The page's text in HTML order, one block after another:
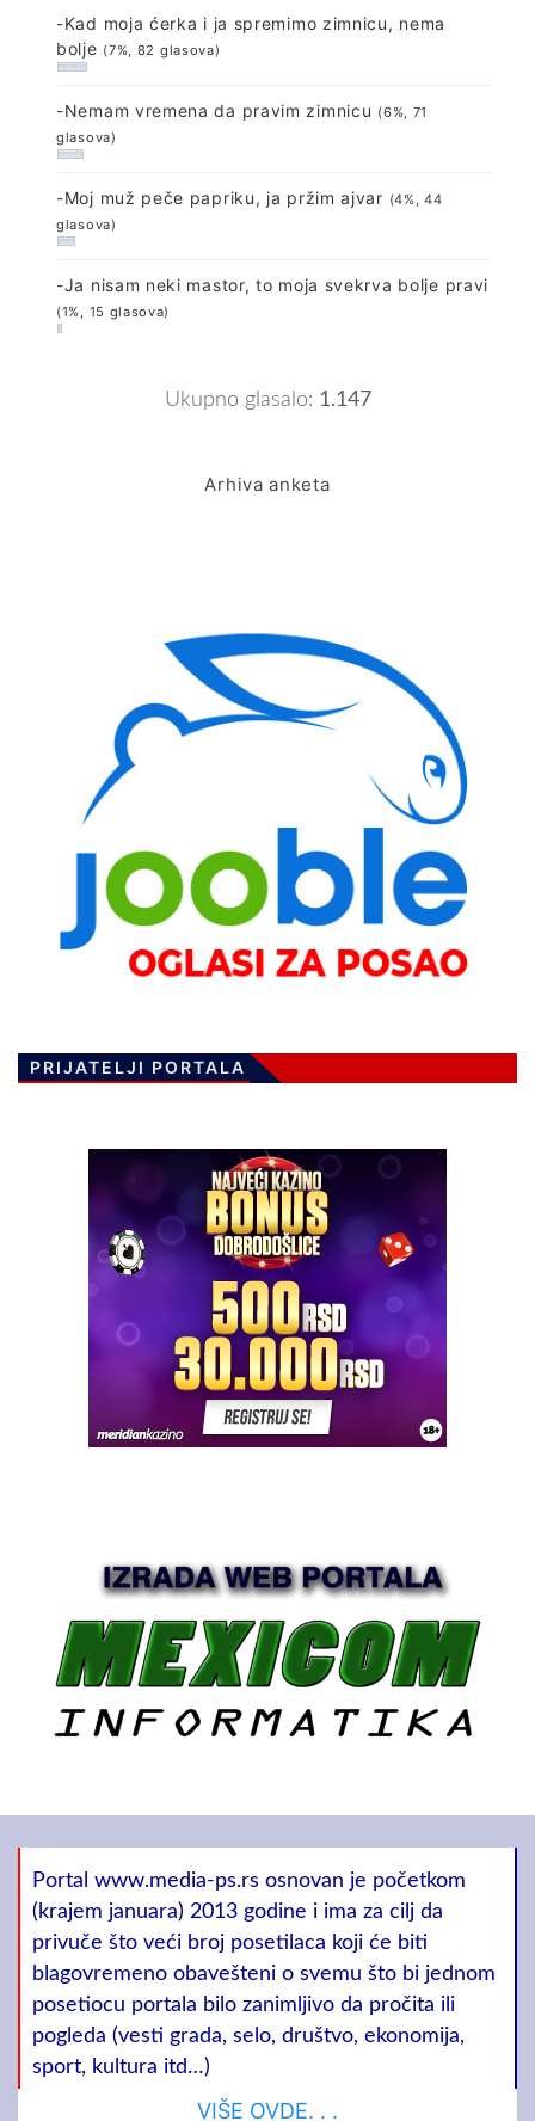
-Kad moja ćerka i ja spremimo zimnicu, nema
bolje (7%, 82 glasova)
-Nemam vremena da pravim zimnicu (6%, 71
glasova)
-Moj muž peče papriku, ja pržim ajvar (4%, 44
glasova)
-Ja nisam neki mastor, to moja svekrva bolje pravi
(1%, 15 glasova)
Ukupno glasalo: 1.147
Arhiva anketa
PRIJATELJI PORTALA
Portal www.media-ps.rs osnovan je početkom
(krajem januara) 2013 godine i ima za cilj da
privuče što veći broj posetilaca koji će biti
blagovremeno obavešteni o svemu što bi jednom
posetiocu portala bilo zanimljivo da pročita ili
pogleda (vesti grada, selo, društvo, ekonomija,
sport, kultura itd…)
VIŠE OVDE. . .